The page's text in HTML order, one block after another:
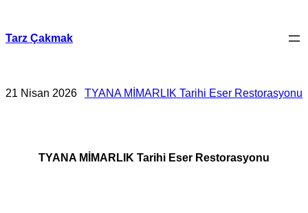
Tarz Çakmak
21 Nisan 2026 TYANA MİMARLIK Tarihi Eser Restorasyonu
TYANA MİMARLIK Tarihi Eser Restorasyonu